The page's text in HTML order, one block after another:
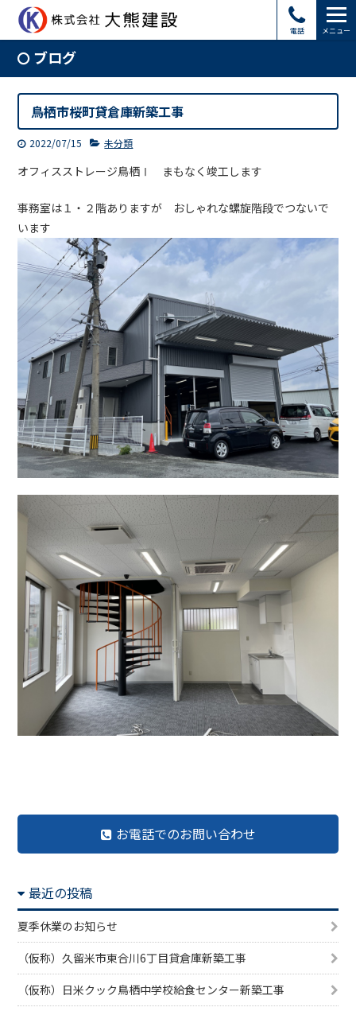
電話 メニュー
ブログ
鳥栖市桜町貸倉庫新築工事
2022/07/15 未分類
オフィスストレージ鳥栖Ⅰ まもなく竣工します
事務室は１・２階ありますが おしゃれな螺旋階段でつないで
います
お電話でのお問い合わせ
最近の投稿
夏季休業のお知らせ
（仮称）久留米市東合川6丁目貸倉庫新築工事
（仮称）日米クック鳥栖中学校給食センター新築工事